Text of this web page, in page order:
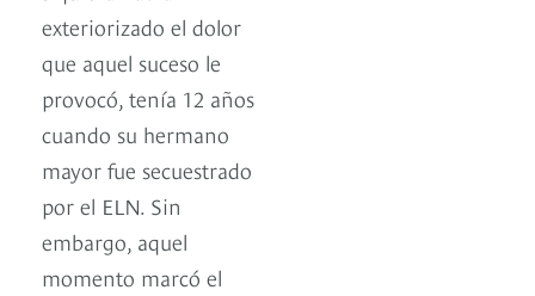
exteriorizado el dolor
que aquel suceso le
provocó, tenía 12 años
cuando su hermano
mayor fue secuestrado
por el ELN. Sin
embargo, aquel
momento marcó el